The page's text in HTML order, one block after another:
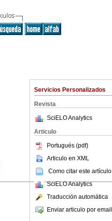
Servicios Personalizados
Revista
SciELO Analytics
Articulo
Portugués (pdf)
Articulo en XML
Como citar este artículo
SciELO Analytics
Traducción automática
Enviar articulo por email